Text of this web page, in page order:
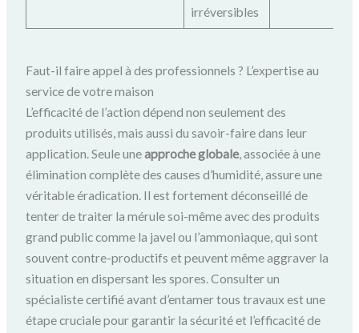
irréversibles
Faut-il faire appel à des professionnels ? L’expertise au
service de votre maison
L’efficacité de l’action dépend non seulement des
produits utilisés, mais aussi du savoir-faire dans leur
application. Seule uneapproche globale, associée à une
élimination complète des causes d’humidité, assure une
véritable éradication. Il est fortement déconseillé de
tenter de traiter la mérule soi-même avec des produits
grand public comme la javel ou l’ammoniaque, qui sont
souvent contre-productifs et peuvent même aggraver la
situation en dispersant les spores. Consulter un
spécialiste certifié avant d’entamer tous travaux est une
étape cruciale pour garantir la sécurité et l’efficacité de